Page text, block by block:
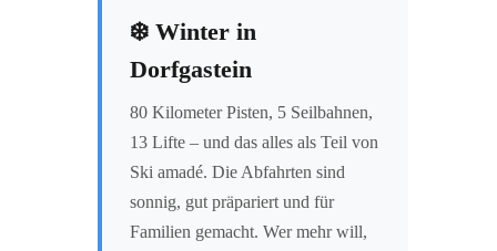
❄️ Winter in
Dorfgastein
80 Kilometer Pisten, 5 Seilbahnen,
13 Lifte – und das alles als Teil von
Ski amadé. Die Abfahrten sind
sonnig, gut präpariert und für
Familien gemacht. Wer mehr will,